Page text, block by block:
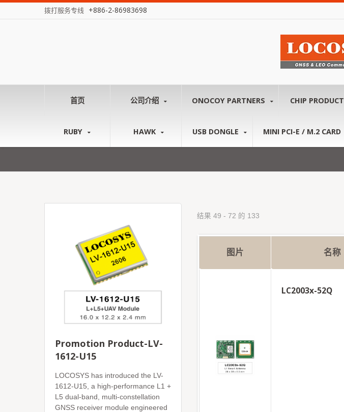
拨打服务专线 +886-2-86983698
首页 公司介绍 ONOCOY PARTNERS CHIP PRODUCT
RUBY HAWK USB DONGLE MINI PCI-E / M.2 CARD
Promotion Product-LV-
1612-U15
LOCOSYS has introduced the LV-
1612-U15, a high-performance L1 +
L5 dual-band, multi-constellation
GNSS receiver module engineered
结果 49 - 72 的 133
图片 名称
LC2003x-52Q